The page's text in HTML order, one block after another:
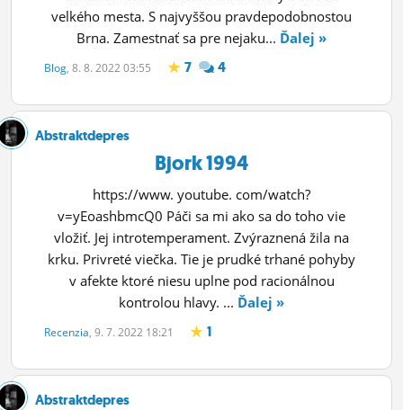
velkého mesta. S najvyššou pravdepodobnostou
Brna. Zamestnať sa pre nejaku... Ďalej »
Blog, 8. 8. 2022 03:55 7 4
Abstraktdepres
Bjork 1994
https://www. youtube. com/watch?
v=yEoashbmcQ0 Páči sa mi ako sa do toho vie
vložiť. Jej introtemperament. Zvýraznená žila na
krku. Privreté viečka. Tie je prudké trhané pohyby
v afekte ktoré niesu uplne pod racionálnou
kontrolou hlavy. ... Ďalej »
Recenzia, 9. 7. 2022 18:21 1
Abstraktdepres